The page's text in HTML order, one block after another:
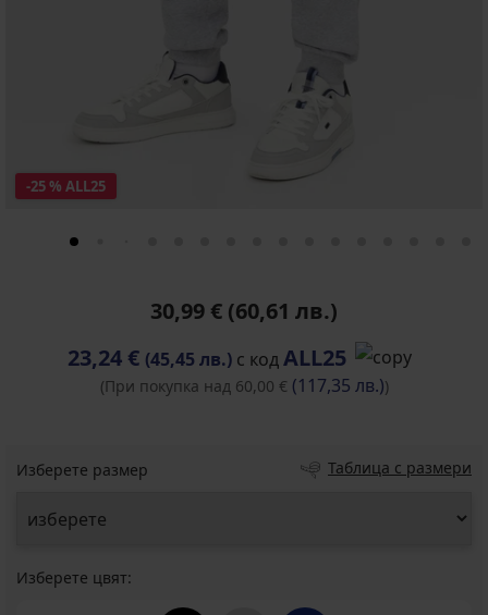
-25 % ALL25
30,99 € (60,61 лв.)
23,24 € (45,45 лв.) с кодALL25
(При покупка над 60,00 € (117,35 лв.))
Изберете размер Таблица с размери
Изберете цвят: